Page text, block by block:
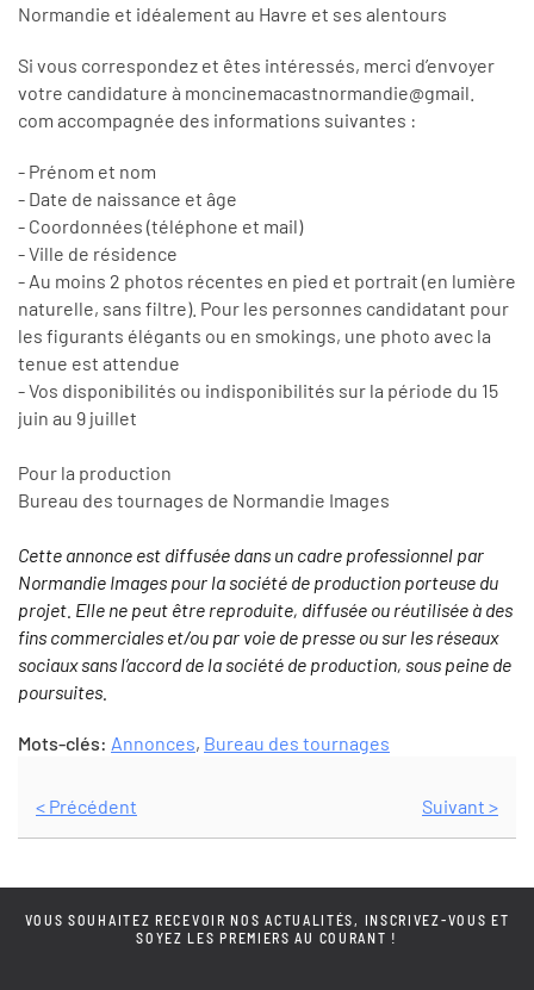
Normandie et idéalement au Havre et ses alentours
Si vous correspondez et êtes intéressés, merci d’envoyer
votre candidature à moncinemacastnormandie@gmail.
com accompagnée des informations suivantes :
- Prénom et nom
- Date de naissance et âge
- Coordonnées (téléphone et mail)
- Ville de résidence
- Au moins 2 photos récentes en pied et portrait (en lumière
naturelle, sans filtre). Pour les personnes candidatant pour
les figurants élégants ou en smokings, une photo avec la
tenue est attendue
- Vos disponibilités ou indisponibilités sur la période du 15
juin au 9 juillet
Pour la production
Bureau des tournages de Normandie Images
Cette annonce est diffusée dans un cadre professionnel par
Normandie Images pour la société de production porteuse du
projet. Elle ne peut être reproduite, diffusée ou réutilisée à des
fins commerciales et/ou par voie de presse ou sur les réseaux
sociaux sans l’accord de la société de production, sous peine de
poursuites.
Mots-clés: Annonces, Bureau des tournages
< Précédent Suivant >
VOUS SOUHAITEZ RECEVOIR NOS ACTUALITÉS, INSCRIVEZ-VOUS ET
SOYEZ LES PREMIERS AU COURANT !